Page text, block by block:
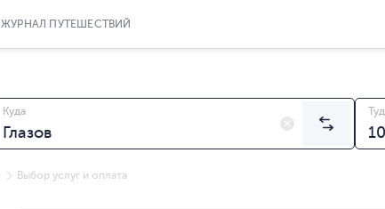
ЖУРНАЛ ПУТЕШЕСТВИЙ
Куда
Выбор услуг и оплата